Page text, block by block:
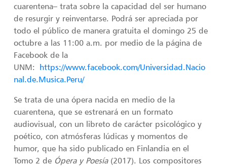
cuarentena– trata sobre la capacidad del ser humano
de resurgir y reinventarse. Podrá ser apreciada por
todo el público de manera gratuita el domingo 25 de
octubre a las 11:00 a.m. por medio de la página de
Facebook de la
UNM: https://www.facebook.com/Universidad.Nacio
nal.de.Musica.Peru/
Se trata de una ópera nacida en medio de la
cuarentena, que se estrenará en un formato
audiovisual, con un libreto de carácter psicológico y
poético, con atmósferas lúdicas y momentos de
humor, que ha sido publicado en Finlandia en el
Tomo 2 de Ópera y Poesía(2017). Los compositores